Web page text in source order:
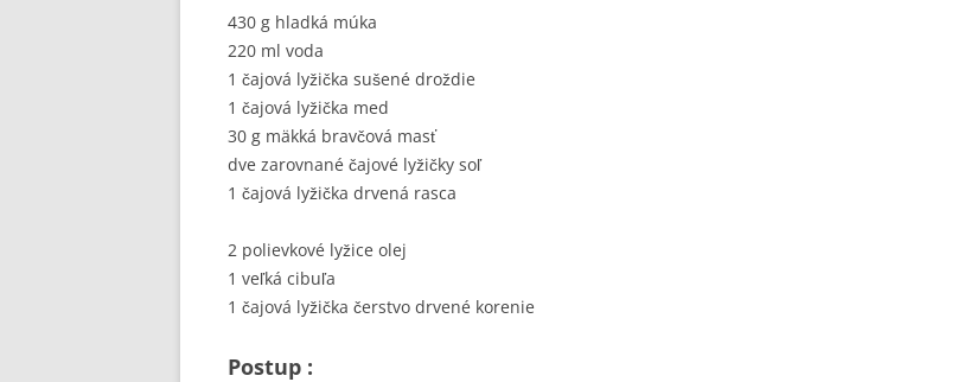
430 g hladká múka
220 ml voda
1 čajová lyžička sušené droždie
1 čajová lyžička med
30 g mäkká bravčová masť
dve zarovnané čajové lyžičky soľ
1 čajová lyžička drvená rasca
2 polievkové lyžice olej
1 veľká cibuľa
1 čajová lyžička čerstvo drvené korenie
Postup :